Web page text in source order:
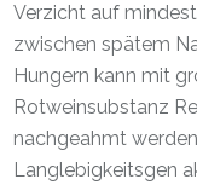
Verzicht auf
zwischen spätem
Hungern kann mit
Rotweinsubstanz
nachgeahmt
Langlebigkeitsgen